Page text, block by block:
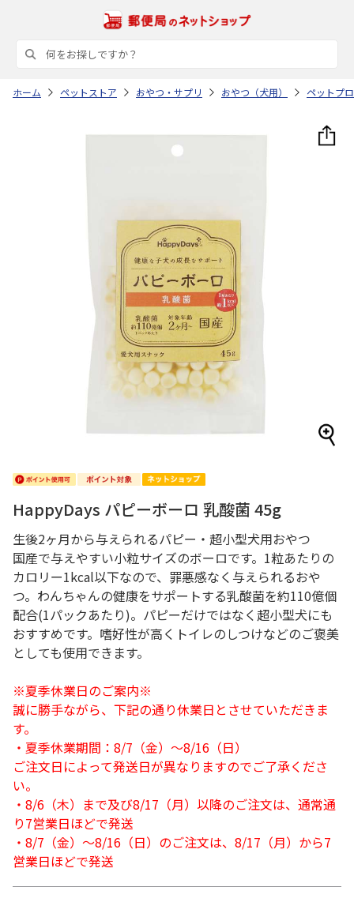
ホーム ペットストア おやつ・サプリ おやつ（犬用） ペットプ
HappyDays パピーボーロ 乳酸菌 45g
生後2ヶ月から与えられるパピー・超小型犬用おやつ
国産で与えやすい小粒サイズのボーロです。1粒あたりの
カロリー1kcal以下なので、罪悪感なく与えられるおや
つ。わんちゃんの健康をサポートする乳酸菌を約110億個
配合(1パックあたり)。パピーだけではなく超小型犬にも
おすすめです。嗜好性が高くトイレのしつけなどのご褒美
としても使用できます。
※夏季休業日のご案内※
誠に勝手ながら、下記の通り休業日とさせていただきま
す。
・夏季休業期間：8/7（金）～8/16（日）
ご注文日によって発送日が異なりますのでご了承くださ
い。
・8/6（木）まで及び8/17（月）以降のご注文は、通常通
り7営業日ほどで発送
・8/7（金）～8/16（日）のご注文は、8/17（月）から7
営業日ほどで発送